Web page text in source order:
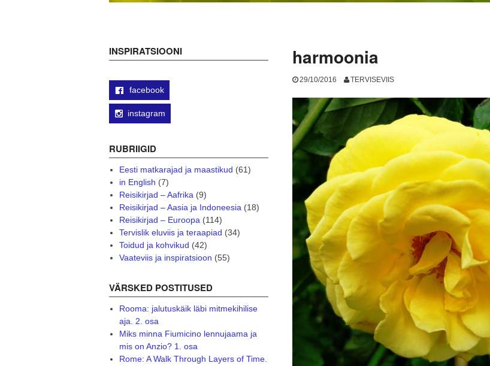
harmoonia
29/10/2016 TERVISEVIIS
INSPIRATSIOONI
facebook
instagram
RUBRIIGID
Eesti matkarajad ja maastikud (61)
in English (7)
Reisikirjad – Aafrika(9)
Reisikirjad – Aasia ja Indoneesia(18)
Reisikirjad – Euroopa(114)
Tervislik eluviis ja teraapiad (34)
Toidud ja kohvikud (42)
Vaateviis ja inspiratsioon (55)
VÄRSKED POSTITUSED
Rooma: jalutuskäik läbi mitmekihilise
aja. 2. osa
Miks minna Fiumicino lennujaama ja
mis on Anzio? 1. osa
Rome: A Walk Through Layers of Time.